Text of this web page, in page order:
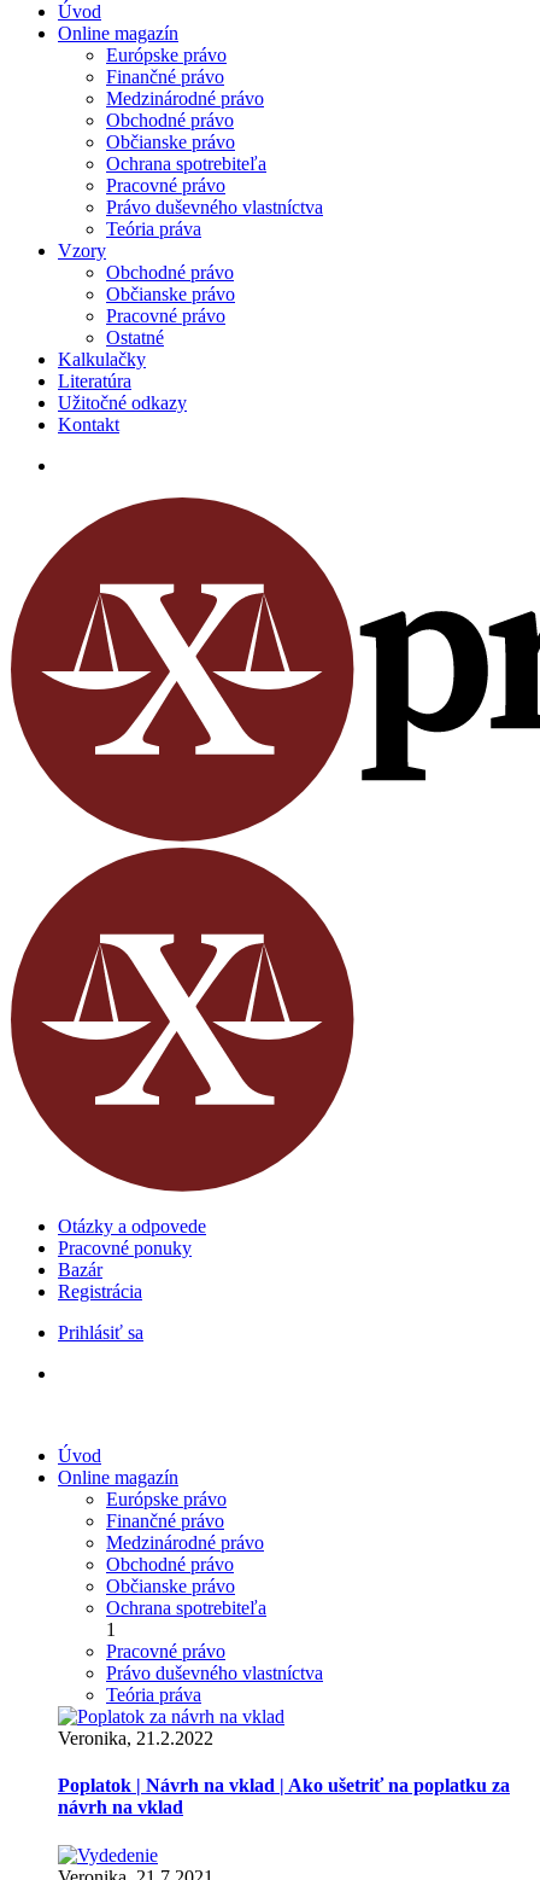
Úvod
Online magazín
Európske právo
Finančné právo
Medzinárodné právo
Obchodné právo
Občianske právo
Ochrana spotrebiteľa
Pracovné právo
Právo duševného vlastníctva
Teória práva
Vzory
Obchodné právo
Občianske právo
Pracovné právo
Ostatné
Kalkulačky
Literatúra
Užitočné odkazy
Kontakt
Otázky a odpovede
Pracovné ponuky
Bazár
Registrácia
Prihlásiť sa
Úvod
Online magazín
Európske právo
Finančné právo
Medzinárodné právo
Obchodné právo
Občianske právo
Ochrana spotrebiteľa
1
Pracovné právo
Právo duševného vlastníctva
Teória práva
Veronika, 21.2.2022
Poplatok | Návrh na vklad | Ako ušetriť na poplatku za
návrh na vklad